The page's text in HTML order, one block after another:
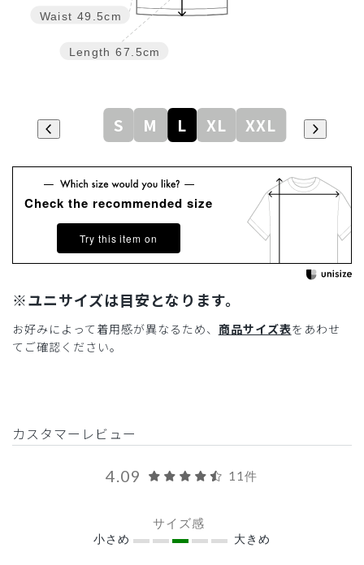
Length 67.5cm
Waist 49.5cm
S M L XL XXL
Check the recommended size
Try this item on
※ユニサイズは目安となります。
お好みによって着用感が異なるため、 商品サイズ表をあわせ
てご確認ください。
カスタマーレビュー
4.09 11件
サイズ感
小さめ 大きめ